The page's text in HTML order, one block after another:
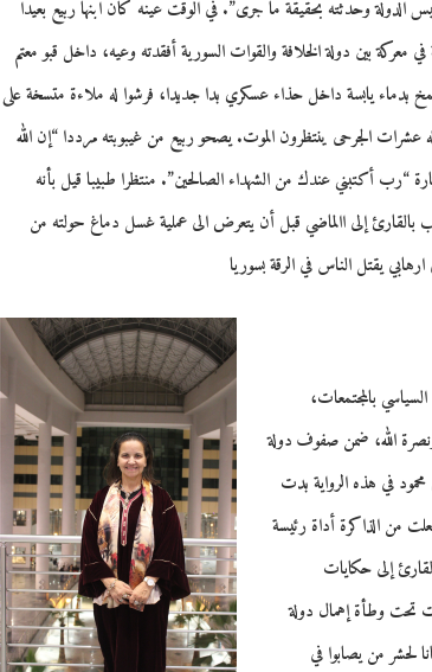
الدولة وحدثته بحقيقة ما جرى”. في الوقت عينه كان ابنها ربيع بعيدا
معركة بين دولة الخلافة والقوات السورية أفقدته وعيه، داخل قبو معتم
بدماء يابسة داخل حذاء عسكري بدا جديدا، فرشوا له ملاءة متسخة على
عشرات الجرحى ينتظرون الموت. يصحو ربيع من غيبوبته مرددا “إن الله
“رب أكتبني عندك من الشهداء الصالحين”. منتظرا طبيبا قيل بأنه
بالقارئ إلى االماضي قبل أن يتعرض الى عملية غسل دماغ حولته من
يقتل الناس في الرقة بسوريا
بالمجتمعات،
ونصرة الله، ضمن صفوف دولة
في هذه الرواية بدت
من الذاكرة أداة رئيسة
إلى حكايات
تحت وطأة إهمال دولة
لحشر من يصابوا في